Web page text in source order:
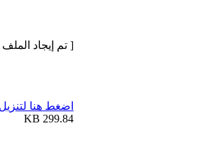
[ تم إيجاد
اضغط هنا
299.84 KB